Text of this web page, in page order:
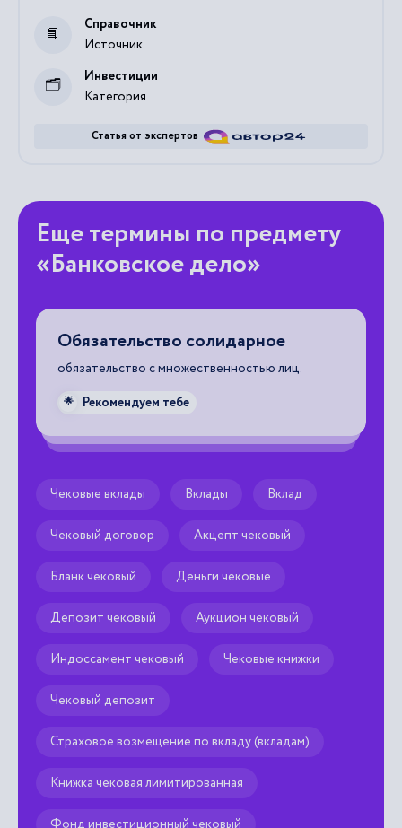
Источник
Справочник
Категория
Инвестиции
Статья от экспертов
Еще термины по предмету
«Банковское дело»
Обязательство солидарное
обязательство с множественностью лиц.
🌟 Рекомендуем тебе
Чековые вклады Вклады Вклад
Чековый договор Акцепт чековый
Бланк чековый Деньги чековые
Депозит чековый Аукцион чековый
Индоссамент чековый Чековые книжки
Чековый депозит
Страховое возмещение по вкладу (вкладам)
Книжка чековая лимитированная
Фонд инвестиционный чековый